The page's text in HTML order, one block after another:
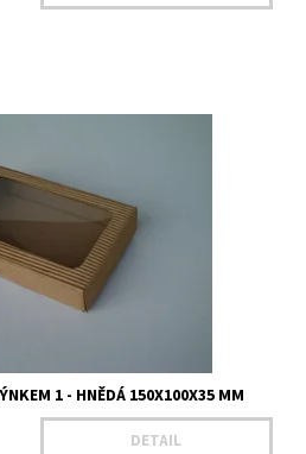
Barva - hnědá
1 - HNĚDÁ 150X100X35 MM
DETAIL